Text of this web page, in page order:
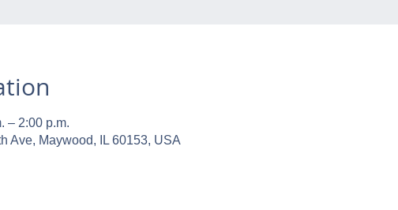
– 2:00 p.m.
Ave, Maywood, IL 60153, USA